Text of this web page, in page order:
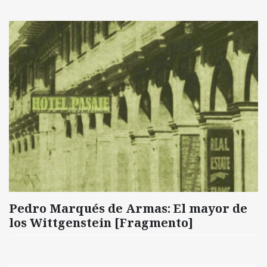
Pedro Marqués de Armas: El mayor de
los Wittgenstein [Fragmento]